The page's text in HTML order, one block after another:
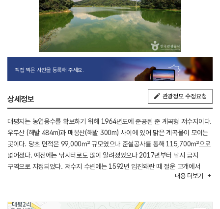
직접 찍은 사진을 등록해 주세요.
상세정보 관광정보 수정요청
대평지는 농업용수를 확보하기 위해 1964년도에 준공된 준 계곡형 저수지이다.
우두산 (해발 484m)과 매봉산(해발 300m) 사이에 있어 맑은 계곡물이 모이는
곳이다. 당초 면적은 99,000㎡ 규모였으나 준설공사를 통해 115,700㎡으로
넓어졌다. 예전에는 낚시터로도 많이 알려졌었으나 2017년부터 낚시 금지
구역으로 지정되었다. 저수지 수변에는 1592년 임진왜란 때 절운 고개에서
왜군과 싸우다가 전사한 정응진 장군과 의병들을 기리기 위한 임진 의병 전적지
내용 더보기